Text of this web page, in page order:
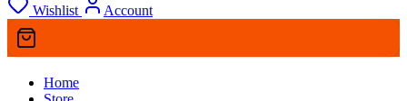
Wishlist Account
Home